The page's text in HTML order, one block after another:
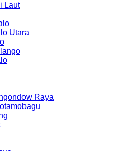
Laut
Utara
Raya